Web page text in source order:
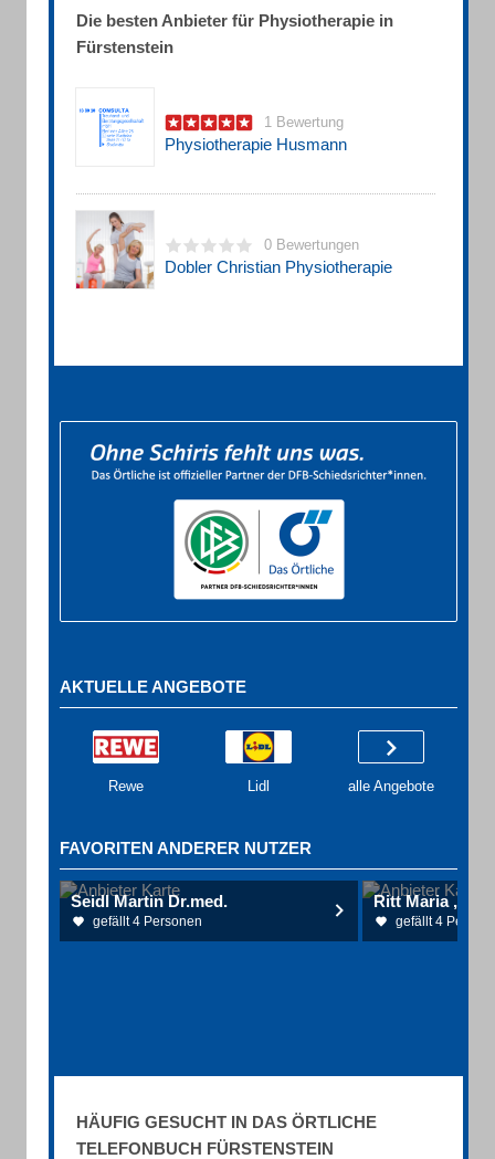
Die besten Anbieter für Physiotherapie in
Fürstenstein
1 Bewertung
Physiotherapie Husmann
0 Bewertungen
Dobler Christian Physiotherapie
AKTUELLE ANGEBOTE
Rewe Lidl alle Angebote
FAVORITEN ANDERER NUTZER
Seidl Martin Dr.med.
gefällt 4 Personen
Ritt Maria , Ritt
gefällt 4
HÄUFIG GESUCHT IN DAS ÖRTLICHE
TELEFONBUCH FÜRSTENSTEIN